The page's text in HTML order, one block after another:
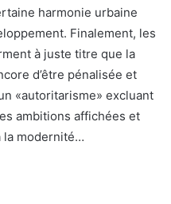
harmonie urbaine
Finalement, les
à juste titre que la
d’être pénalisée et
«autoritarisme» excluant
ambitions affichées et
la modernité…